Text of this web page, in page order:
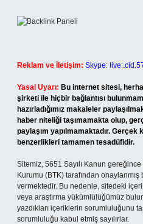
Reklam ve İletişim: Skype:
Yasal Uyarı: Bu internet sitesi,
şirketi ile hiçbir bağlantısı
hazırladığımız makaleler
haber niteliği taşımamakta olup,
paylaşım yapılmamaktadır.
benzerlikleri tamamen tesadüfidir.
Sitemiz, 5651 Sayılı Kanun
Kurumu (BTK) tarafından onaylanmış
vermektedir. Bu nedenle, sitedeki
veya araştırma yükümlülüğümüz
yazdıkları içeriklerin sorumluluğunu
sorumluluğu kabul etmiş sayılırlar.